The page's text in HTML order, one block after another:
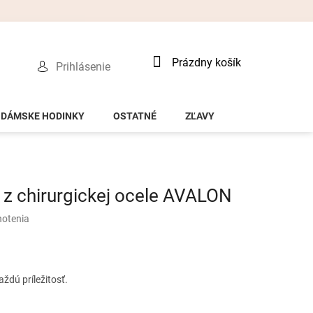
Prihlásenie
Nákupný
Prázdny košík
DÁMSKE HODINKY OSTATNÉ ZĽAVY
chirurgickej ocele AVALON
príležitosť.